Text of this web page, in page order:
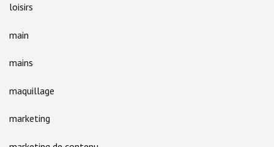
loisirs
main
mains
maquillage
marketing